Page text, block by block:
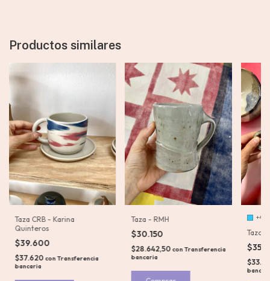
Productos similares
Taza CRB - Karina
Quinteros
$39.600
$37.620 con Transferencia
bancaria
Taza - RMH
$30.150
$28.642,50 conTransferencia
bancaria
+4
Tazon